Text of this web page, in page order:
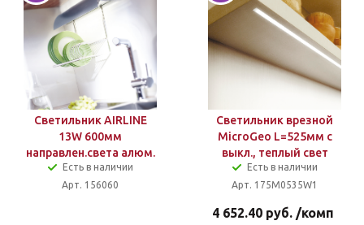
Светильник AIRLINE
13W 600мм
направлен.света алюм.
Есть в наличии
Арт. 156060
Светильник врезной
MicroGeo L=525мм с
выкл., теплый свет
Есть в наличии
Арт. 175M0535W1
4 652.40 руб. /комп